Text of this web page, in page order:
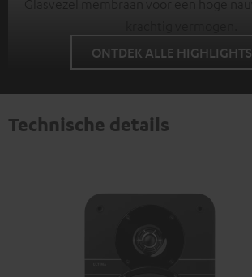
ONTDEK ALLE HIGHLIGHTS
Technische details